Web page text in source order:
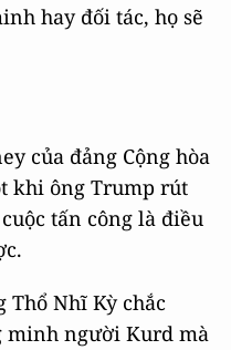
hay đối tác, họ sẽ
của đảng Cộng hòa
khi ông Trump rút
tấn công là điều
Thổ Nhĩ Kỳ chắc
minh người Kurd mà